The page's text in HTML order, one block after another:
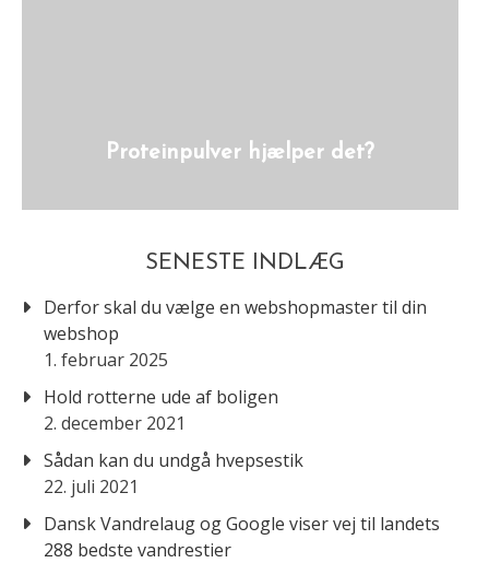
Proteinpulver hjælper det?
SENESTE INDLÆG
Derfor skal du vælge en webshopmaster til din
webshop
1. februar 2025
Hold rotterne ude af boligen
2. december 2021
Sådan kan du undgå hvepsestik
22. juli 2021
Dansk Vandrelaug og Google viser vej til landets
288 bedste vandrestier